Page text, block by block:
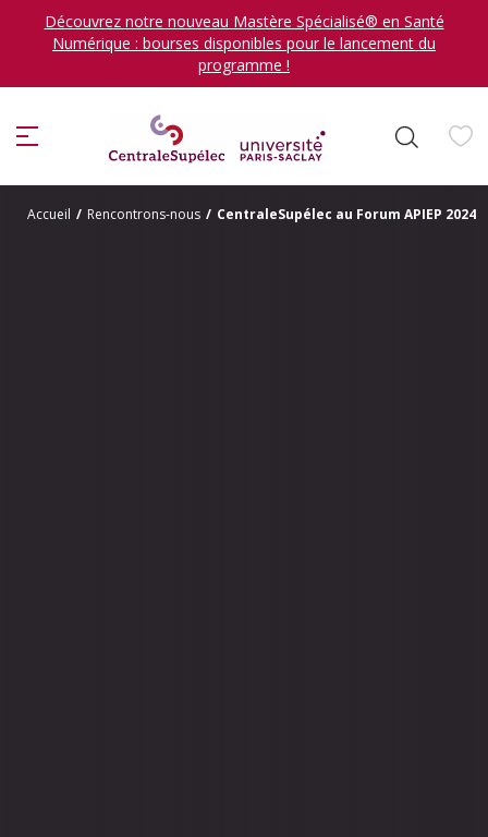
Découvrez notre nouveau Mastère Spécialisé® en Santé
Numérique : bourses disponibles pour le lancement du
programme !
Accueil / Rencontrons-nous / CentraleSupélec au Forum APIEP